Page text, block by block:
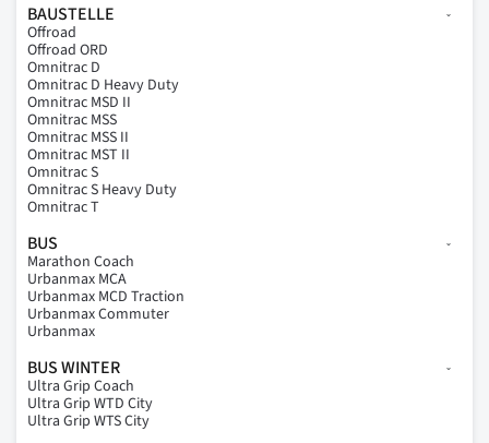
BAUSTELLE
Offroad
Offroad ORD
Omnitrac D
Omnitrac D Heavy Duty
Omnitrac MSD II
Omnitrac MSS
Omnitrac MSS II
Omnitrac MST II
Omnitrac S
Omnitrac S Heavy Duty
Omnitrac T
BUS
Marathon Coach
Urbanmax MCA
Urbanmax MCD Traction
Urbanmax Commuter
Urbanmax
BUS WINTER
Ultra Grip Coach
Ultra Grip WTD City
Ultra Grip WTS City